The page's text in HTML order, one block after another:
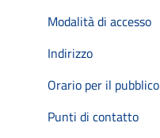
Modalità di accesso
Indirizzo
Orario per il pubblico
Punti di contatto